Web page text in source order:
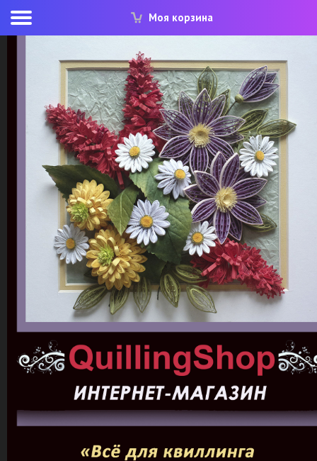
Моя корзина